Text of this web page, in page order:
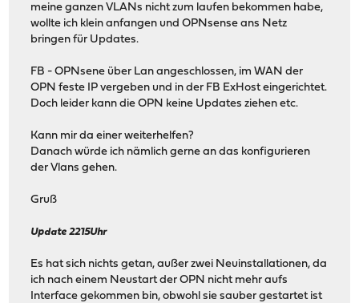
meine ganzen VLANs nicht zum laufen bekommen habe,
wollte ich klein anfangen und OPNsense ans Netz
bringen für Updates.
FB - OPNsene über Lan angeschlossen, im WAN der
OPN feste IP vergeben und in der FB ExHost eingerichtet.
Doch leider kann die OPN keine Updates ziehen etc.
Kann mir da einer weiterhelfen?
Danach würde ich nämlich gerne an das konfigurieren
der Vlans gehen.
Gruß
Update 2215Uhr
Es hat sich nichts getan, außer zwei Neuinstallationen, da
ich nach einem Neustart der OPN nicht mehr aufs
Interface gekommen bin, obwohl sie sauber gestartet ist